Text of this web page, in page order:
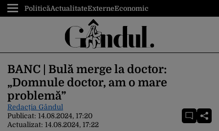
PoliticăActualitateExterneEconomic
BANC | Bulă merge la doctor:
„Domnule doctor, am o mare
problemă”
Redacția Gândul
Publicat: 14.08.2024, 17:20
Actualizat: 14.08.2024, 17:22